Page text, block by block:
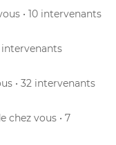
• 10 intervenants
intervenants
• 32 intervenants
chez vous • 7